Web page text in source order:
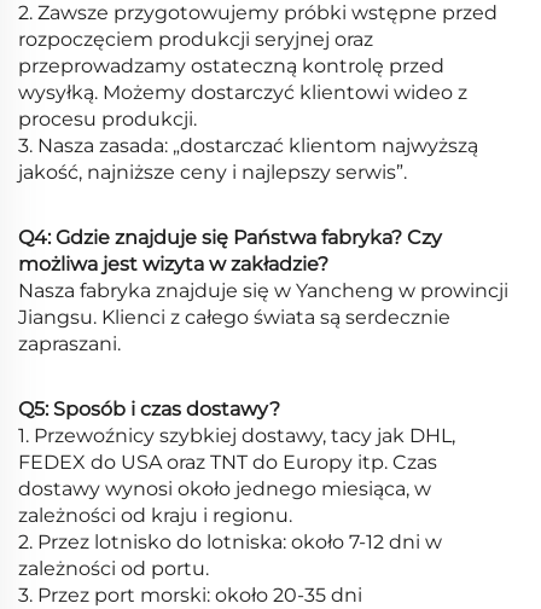
2. Zawsze przygotowujemy próbki wstępne przed
rozpoczęciem produkcji seryjnej oraz
przeprowadzamy ostateczną kontrolę przed
wysyłką. Możemy dostarczyć klientowi wideo z
procesu produkcji.
3. Nasza zasada: „dostarczać klientom najwyższą
jakość, najniższe ceny i najlepszy serwis”.
Q4: Gdzie znajduje się Państwa fabryka? Czy
możliwa jest wizyta w zakładzie?
Nasza fabryka znajduje się w Yancheng w prowincji
Jiangsu. Klienci z całego świata są serdecznie
zapraszani.
Q5: Sposób i czas dostawy?
1. Przewoźnicy szybkiej dostawy, tacy jak DHL,
FEDEX do USA oraz TNT do Europy itp. Czas
dostawy wynosi około jednego miesiąca, w
zależności od kraju i regionu.
2. Przez lotnisko do lotniska: około 7-12 dni w
zależności od portu.
3. Przez port morski: około 20-35 dni